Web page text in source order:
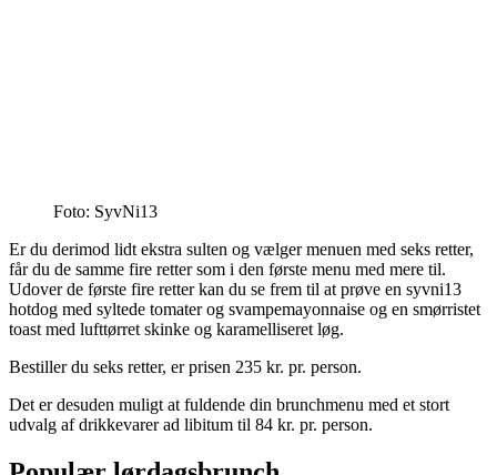
Foto: SyvNi13
Er du derimod lidt ekstra sulten og vælger menuen med seks retter,
får du de samme fire retter som i den første menu med mere til.
Udover de første fire retter kan du se frem til at prøve en syvni13
hotdog med syltede tomater og svampemayonnaise og en smørristet
toast med lufttørret skinke og karamelliseret løg.
Bestiller du seks retter, er prisen 235 kr. pr. person.
Det er desuden muligt at fuldende din brunchmenu med et stort
udvalg af drikkevarer ad libitum til 84 kr. pr. person.